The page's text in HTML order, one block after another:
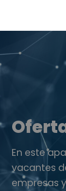
En este
vacantes
empresas